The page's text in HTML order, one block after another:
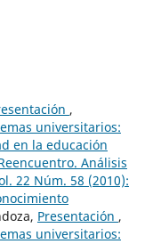
,
universitarios:
en la educación
Análisis
22 Núm. 58 (2010):
Presentación ,
universitarios: